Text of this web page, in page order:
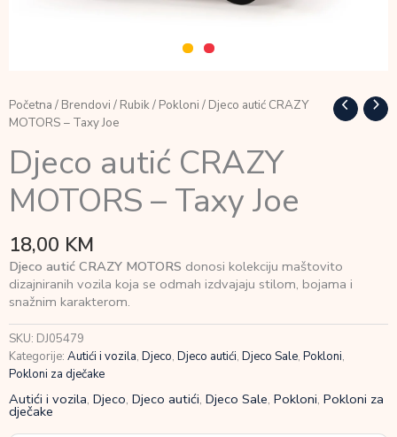
Početna / Brendovi / Rubik/ Pokloni / Djeco autić CRAZY
MOTORS – Taxy Joe
Djeco autić CRAZY
MOTORS – Taxy Joe
18,00 KM
Djeco autić CRAZY MOTORS donosi kolekciju maštovito
dizajniranih vozila koja se odmah izdvajaju stilom, bojama i
snažnim karakterom.
SKU: DJ05479
Kategorije: Autići i vozila, Djeco, Djeco autići, Djeco Sale, Pokloni,
Pokloni za dječake
Autići i vozila, Djeco, Djeco autići, Djeco Sale, Pokloni, Pokloni za
dječake